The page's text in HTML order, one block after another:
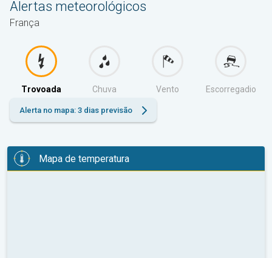
Alertas meteorológicos
França
Trovoada Chuva Vento Escorregadio
Alerta no mapa: 3 dias previsão
Mapa de temperatura